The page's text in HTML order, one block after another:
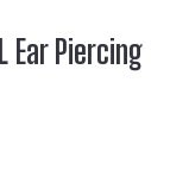
Ear Piercing